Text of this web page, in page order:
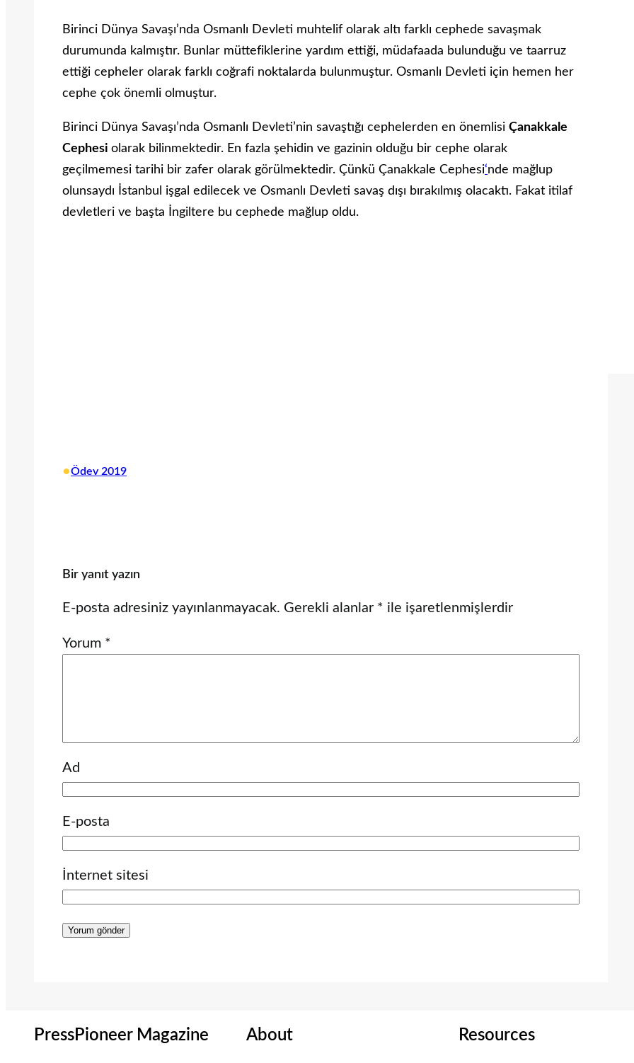
Birinci Dünya Savaşı’nda Osmanlı Devleti muhtelif olarak altı farklı cephede savaşmak
durumunda kalmıştır. Bunlar müttefiklerine yardım ettiği, müdafaada bulunduğu ve taarruz
ettiği cepheler olarak farklı coğrafi noktalarda bulunmuştur. Osmanlı Devleti için hemen her
cephe çok önemli olmuştur.
Birinci Dünya Savaşı’nda Osmanlı Devleti’nin savaştığı cephelerden en önemlisi Çanakkale
Cephesi olarak bilinmektedir. En fazla şehidin ve gazinin olduğu bir cephe olarak
geçilmemesi tarihi bir zafer olarak görülmektedir. Çünkü Çanakkale Cephesi‘nde mağlup
olunsaydı İstanbul işgal edilecek ve Osmanlı Devleti savaş dışı bırakılmış olacaktı. Fakat itilaf
devletleri ve başta İngiltere bu cephede mağlup oldu.
•Ödev 2019
Bir yanıt yazın
E-posta adresiniz yayınlanmayacak. Gerekli alanlar * ile işaretlenmişlerdir
Yorum *
Ad
E-posta
İnternet sitesi
PressPioneer Magazine About Resources